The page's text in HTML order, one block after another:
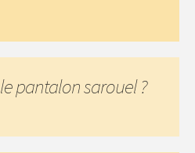
le pantalon sarouel ?